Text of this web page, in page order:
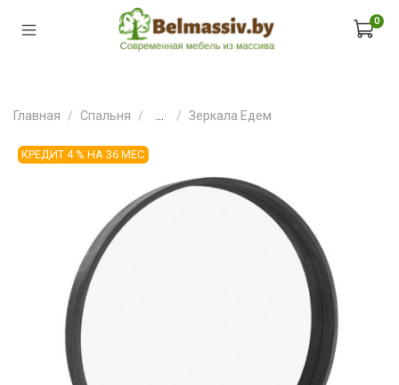
0
Главная Спальня Зеркала Едем
КРЕДИТ 4 % НА 36 МЕС